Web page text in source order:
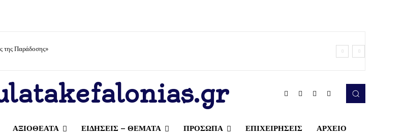
της Παράδοσης»
ΑΞΙΟΘΕΑΤΑ ΕΙΔΗΣΕΙΣ – ΘΕΜΑΤΑ ΠΡΟΣΩΠΑ ΕΠΙΧΕΙΡΗΣΕΙΣ ΑΡΧΕΙΟ